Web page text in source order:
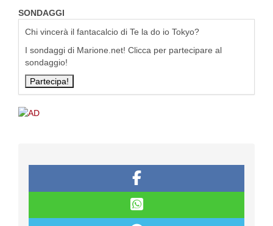
SONDAGGI
Chi vincerà il fantacalcio di Te la do io Tokyo?
I sondaggi di Marione.net! Clicca per partecipare al
sondaggio!